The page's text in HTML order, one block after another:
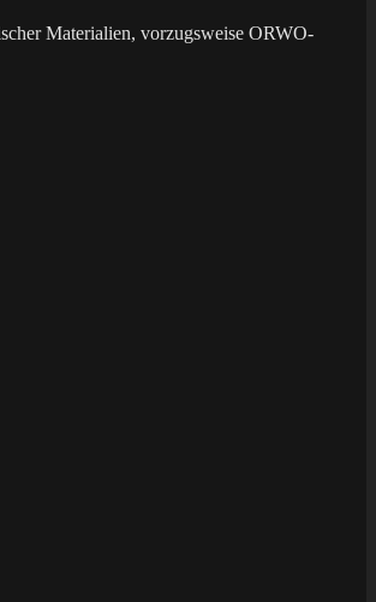
Materialien, vorzugsweise ORWO-